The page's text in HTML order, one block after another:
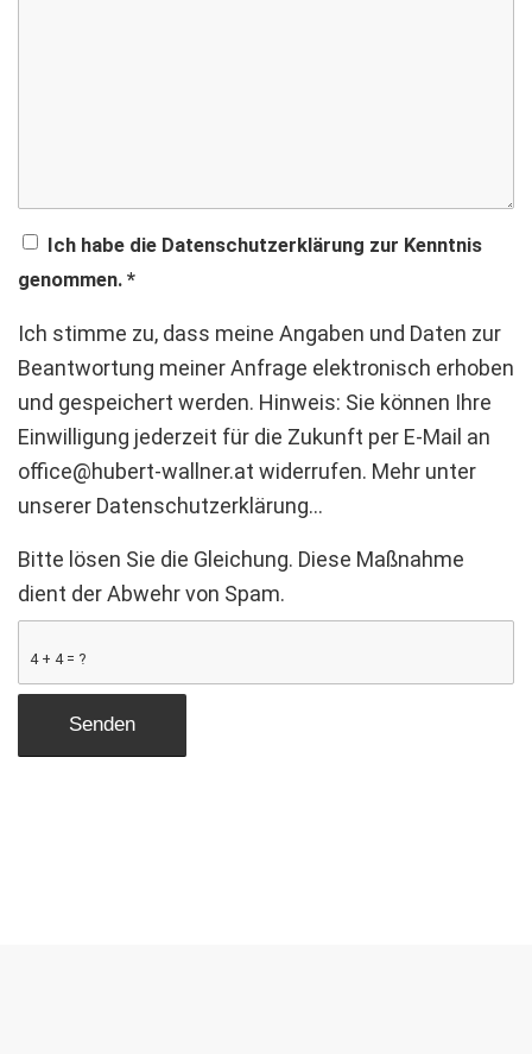
Ich habe die Datenschutzerklärung zur Kenntnis
genommen. *
Ich stimme zu, dass meine Angaben und Daten zur
Beantwortung meiner Anfrage elektronisch erhoben
und gespeichert werden. Hinweis: Sie können Ihre
Einwilligung jederzeit für die Zukunft per E-Mail an
office@hubert-wallner.at widerrufen. Mehr unter
unserer Datenschutzerklärung…
Bitte lösen Sie die Gleichung. Diese Maßnahme
dient der Abwehr von Spam.
4 + 4 = ?